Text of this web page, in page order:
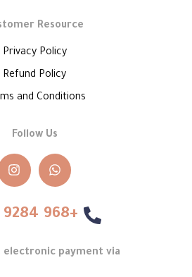
Resource
Privacy Policy
Refund Policy
and Conditions
Follow Us
+968 9284 6418
electronic payment via